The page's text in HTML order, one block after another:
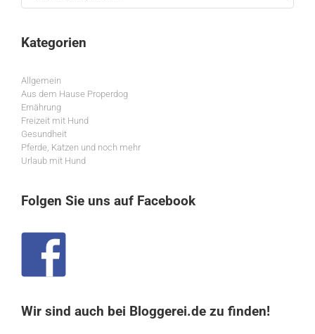
Kategorien
Allgemein
Aus dem Hause Properdog
Ernährung
Freizeit mit Hund
Gesundheit
Pferde, Katzen und noch mehr
Urlaub mit Hund
Folgen Sie uns auf Facebook
Wir sind auch bei Bloggerei.de zu finden!